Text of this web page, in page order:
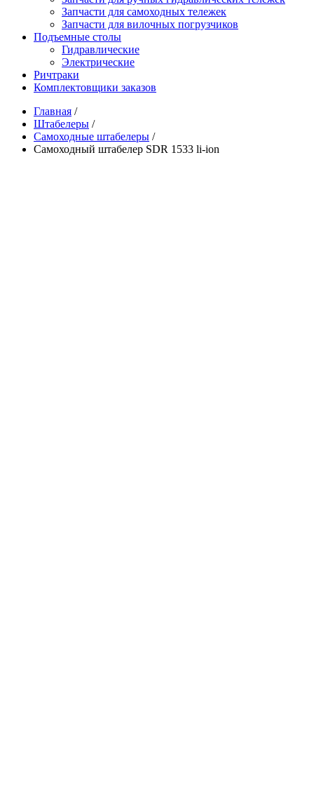
Запчасти для самоходных тележек
Запчасти для вилочных погрузчиков
Подъемные столы
Гидравлические
Электрические
Ричтраки
Комплектовщики заказов
Главная /
Штабелеры /
Самоходные штабелеры /
Самоходный штабелер SDR 1533 li-ion